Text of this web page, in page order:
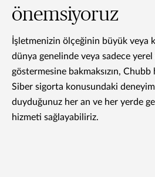
önemsiyoruz
İşletmenizin ölçeğinin büyük veya
dünya genelinde veya sadece
göstermesine bakmaksızın, Chubb
Siber sigorta konusundaki
duyduğunuz her an ve her yerde
hizmeti sağlayabiliriz.